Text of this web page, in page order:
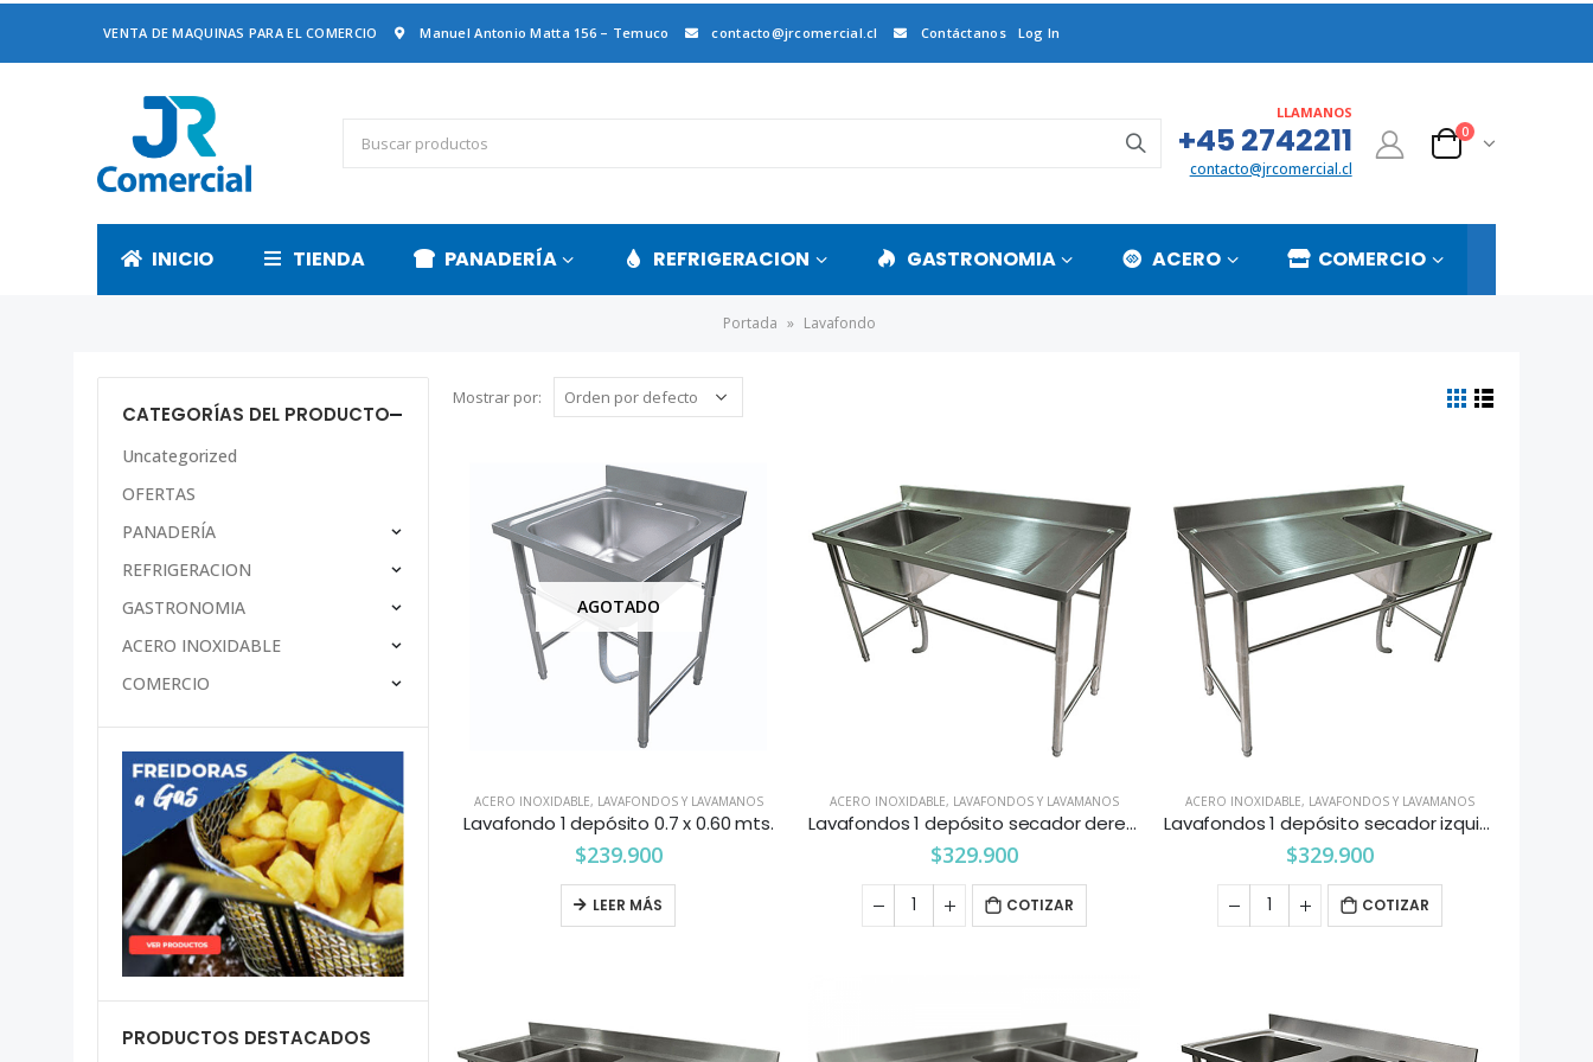
VENTA DE MAQUINAS PARA EL COMERCIO Manuel Antonio Matta 156 – Temuco contacto@jrcomercial.cl Contáctanos Log In
LLAMANOS
+45 2742211
contacto@jrcomercial.cl
0
INICIO TIENDA PANADERÍA REFRIGERACION GASTRONOMIA ACERO COMERCIO
Portada » Lavafondo
Mostrar por:
AGOTADO
ACERO INOXIDABLE, LAVAFONDOS Y LAVAMANOS
Lavafondo 1 depósito 0.7 x 0.60 mts.
$239.900
LEER MÁS
ACERO INOXIDABLE, LAVAFONDOS Y LAVAMANOS
Lavafondos 1 depósito secador derecho 1.4×0.66 mts. Maigas
$329.900
COTIZAR
ACERO INOXIDABLE, LAVAFONDOS Y LAVAMANOS
Lavafondos 1 depósito secador izquierdo 1.4×0.66 mts. Maigas
$329.900
COTIZAR
CATEGORÍAS DEL PRODUCTO
Uncategorized
OFERTAS
PANADERÍA
REFRIGERACION
GASTRONOMIA
ACERO INOXIDABLE
COMERCIO
PRODUCTOS DESTACADOS